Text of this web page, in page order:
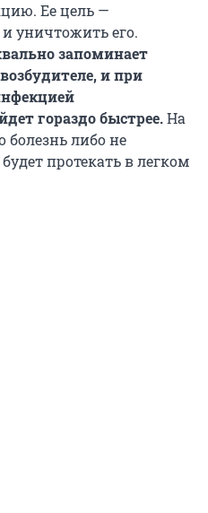
Ее цель —
и уничтожить его.
запоминает
и при
гораздо быстрее.На
болезнь либо не
протекать в легком